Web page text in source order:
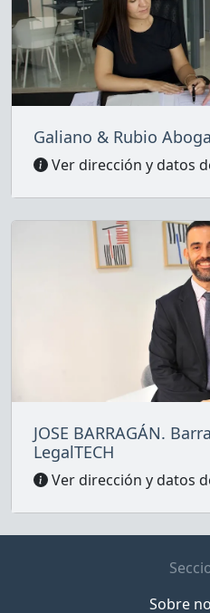
Galiano & Rubio
Ver dirección y datos
JOSE BARRAGÁN.
LegalTECH
Ver dirección y datos
Sobre